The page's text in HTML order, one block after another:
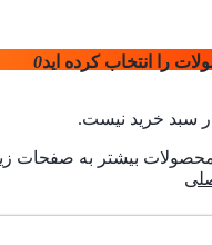
را انتخاب کرده اید0
سبد خرید نیست.
بیشتر به صفحات زیر